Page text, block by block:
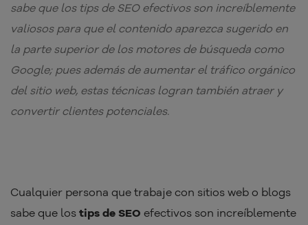
sabe que los tips de SEO efectivos son increíblemente
valiosos para que el contenido aparezca sugerido en
la parte superior de los motores de búsqueda como
Google; pues además de aumentar el tráfico orgánico
del sitio web, estas técnicas logran también atraer y
convertir clientes potenciales.
Cualquier persona que trabaje con sitios web o blogs
sabe que los tips de SEO efectivos son increíblemente